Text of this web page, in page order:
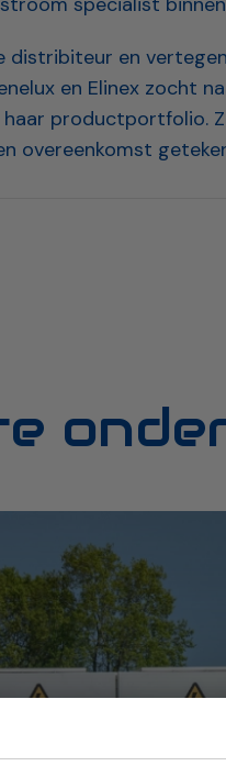
distribiteur en
en Elinex zocht
productportfolio.
overeenkomst